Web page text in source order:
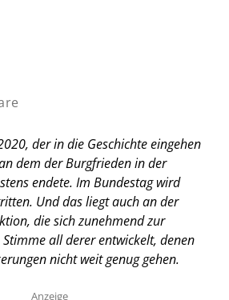
der in die Geschichte eingehen
dem der Burgfrieden in der
endete. Im Bundestag wird
Und das liegt auch an der
die sich zunehmend zur
all derer entwickelt, denen
nicht weit genug gehen.
Anzeige